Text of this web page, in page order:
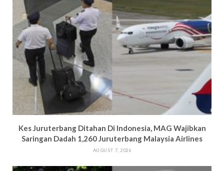
Kes Juruterbang Ditahan Di Indonesia, MAG Wajibkan
Saringan Dadah 1,260 Juruterbang Malaysia Airlines
AUGUST 7, 2026